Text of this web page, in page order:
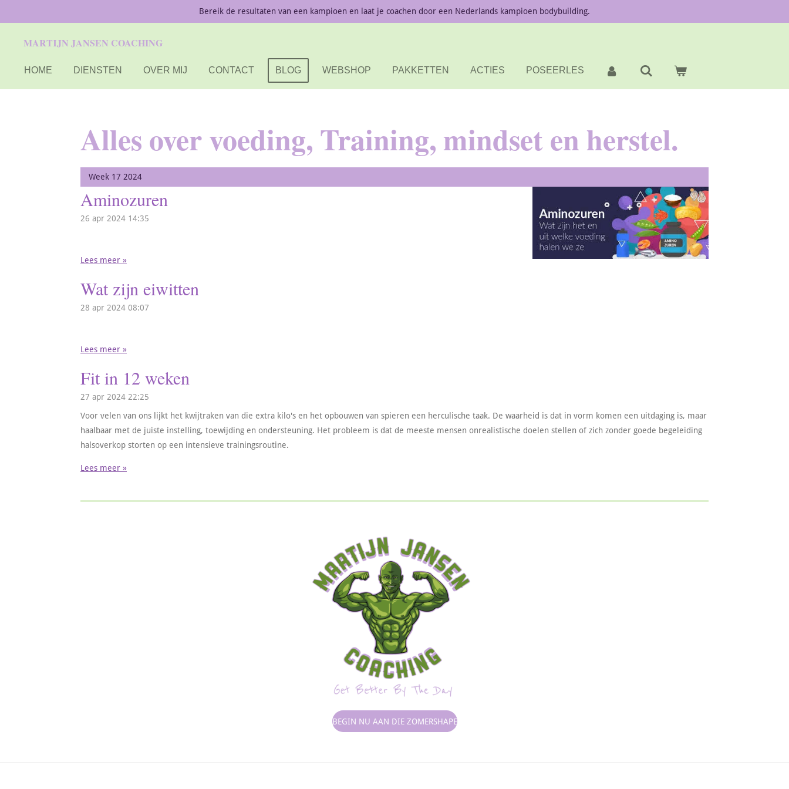
hoofdinhoud
Bereik de resultaten van een kampioen en laat je coachen door een Nederlands kampioen bodybuilding.
MARTIJN JANSEN COACHING
HOME DIENSTEN OVER MIJ CONTACT BLOG WEBSHOP PAKKETTEN ACTIES POSEERLES
Alles over voeding, Training, mindset en herstel.
Week 17 2024
Aminozuren
26 apr 2024 14:35
Lees meer »
Wat zijn eiwitten
28 apr 2024 08:07
Lees meer »
Fit in 12 weken
27 apr 2024 22:25
Voor velen van ons lijkt het kwijtraken van die extra kilo's en het opbouwen van spieren een herculische taak. De waarheid is dat in vorm komen een uitdaging is, maar
haalbaar met de juiste instelling, toewijding en ondersteuning. Het probleem is dat de meeste mensen onrealistische doelen stellen of zich zonder goede begeleiding
halsoverkop storten op een intensieve trainingsroutine.
Lees meer »
BEGIN NU AAN DIE ZOMERSHAPE